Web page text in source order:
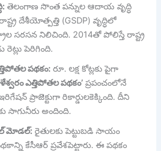
తెలంగాణ సొంత పన్నుల ఆదాయ వృద్ధి
దేశీయోత్పత్తి (GSDP) వృద్ధిలో
సరసన నిలిచింది. 2014తో పోలిస్తే రాష్ట్ర
పెరిగింది.
పథకం: రూ. లక్ష కోట్లకు పైగా
ఎత్తిపోతల పథకం’ ప్రపంచంలోనే
ప్రాజెక్టుగా రికార్డులకెక్కింది. దీని
సాగునీరు అందింది.
మోడల్: రైతులకు పెట్టుబడి సాయం
కేసీఆర్ ప్రవేశపెట్టారు. ఈ పథకం